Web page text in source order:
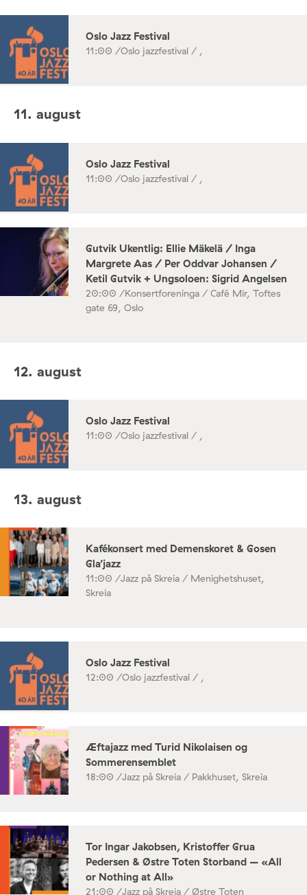
Oslo Jazz Festival
11:00 /Oslo jazzfestival / ,
11. august
Oslo Jazz Festival
11:00 /Oslo jazzfestival / ,
Gutvik Ukentlig: Ellie Mäkelä / Inga
Margrete Aas / Per Oddvar Johansen /
Ketil Gutvik + Ungsoloen: Sigrid Angelsen
20:00 /Konsertforeninga / Café Mir, Toftes
gate 69, Oslo
12. august
Oslo Jazz Festival
11:00 /Oslo jazzfestival / ,
13. august
Kafékonsert med Demenskoret & Gosen
Gla’jazz
11:00 /Jazz på Skreia / Menighetshuset,
Skreia
Oslo Jazz Festival
12:00 /Oslo jazzfestival / ,
Æftajazz med Turid Nikolaisen og
Sommerensemblet
18:00 /Jazz på Skreia / Pakkhuset, Skreia
Tor Ingar Jakobsen, Kristoffer Grua
Pedersen & Østre Toten Storband – «All
or Nothing at All»
21:00 /Jazz på Skreia / Østre Toten